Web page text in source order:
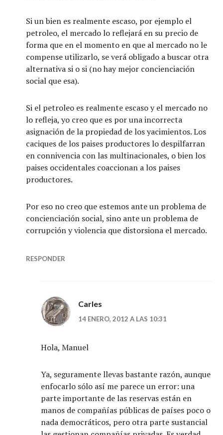
Si un bien es realmente escaso, por ejemplo el
petroleo, el mercado lo reflejará en su precio de
forma que en el momento en que al mercado no le
compense utilizarlo, se verá obligado a buscar otra
alternativa si o si (no hay mejor concienciación
social que esa).
Si el petroleo es realmente escaso y el mercado no
lo refleja, yo creo que es por una incorrecta
asignación de la propiedad de los yacimientos. Los
caciques de los paises productores lo despilfarran
en connivencia con las multinacionales, o bien los
paises occidentales coaccionan a los paises
productores.
Por eso no creo que estemos ante un problema de
concienciación social, sino ante un problema de
corrupción y violencia que distorsiona el mercado.
RESPONDER
Carles
14 ENERO, 2012 A LAS 10:31
Hola, Manuel
Ya, seguramente llevas bastante razón, aunque
enfocarlo sólo así me parece un error: una
parte importante de las reservas están en
manos de compañías públicas de países poco o
nada democráticos, pero otra parte sustancial